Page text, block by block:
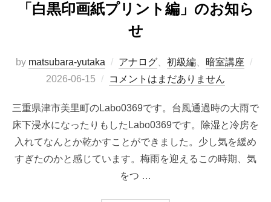
「白黒印画紙プリント編」のお知ら
せ
by matsubara-yutaka アナログ、 初級編、 暗室講座
2026-06-15 コメントはまだありません
三重県津市美里町のLabo0369です。台風通過時の大雨で
床下浸水になったりもしたLabo0369です。除湿と冷房を
入れてなんとか乾かすことができました。少し気を緩め
すぎたのかと感じています。梅雨を迎えるこの時期、気
をつ …